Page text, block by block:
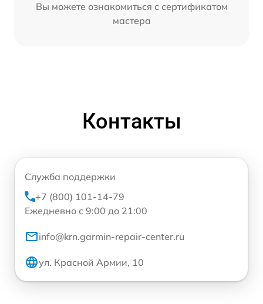
Вы можете ознакомиться с сертификатом
мастера
Контакты
Служба поддержки
+7 (800) 101-14-79
Ежедневно с 9:00 до 21:00
info@krn.garmin-repair-center.ru
ул. Красной Армии, 10